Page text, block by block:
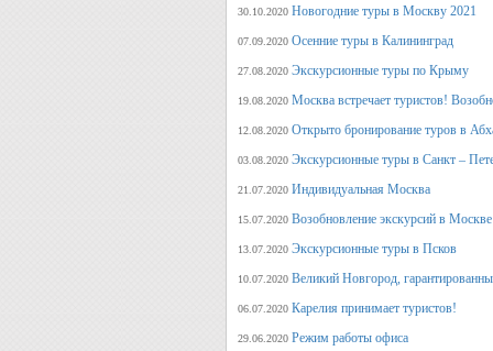
30.10.2020 Новогодние туры в Москву 2021
07.09.2020 Осенние туры в Калининград
27.08.2020 Экскурсионные туры по Крыму
19.08.2020 Москва встречает туристов!
12.08.2020 Открыто бронирование туров в
03.08.2020 Экскурсионные туры в Санкт –
21.07.2020 Индивидуальная Москва
15.07.2020 Возобновление экскурсий в
13.07.2020 Экскурсионные туры в Псков
10.07.2020 Великий Новгород,
06.07.2020 Карелия принимает туристов!
29.06.2020 Режим работы офиса